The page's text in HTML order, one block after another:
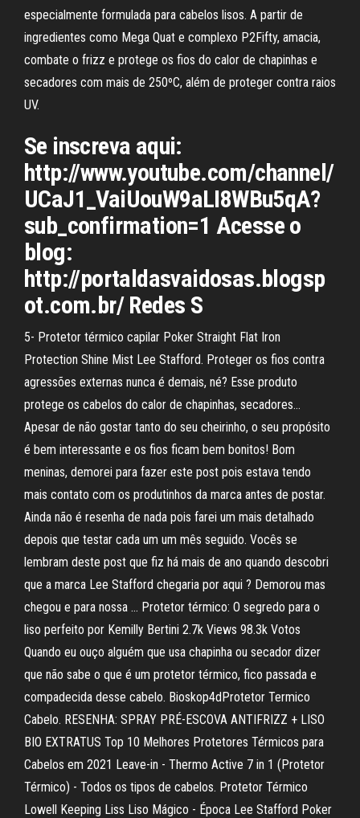
especialmente formulada para cabelos lisos. A partir de
ingredientes como Mega Quat e complexo P2Fifty, amacia,
combate o frizz e protege os fios do calor de chapinhas e
secadores com mais de 250ºC, além de proteger contra raios
UV.
Se inscreva aqui:
http://www.youtube.com/channel/
UCaJ1_VaiUouW9aLI8WBu5qA?
sub_confirmation=1 Acesse o
blog:
http://portaldasvaidosas.blogsp
ot.com.br/ Redes S
5- Protetor térmico capilar Poker Straight Flat Iron
Protection Shine Mist Lee Stafford. Proteger os fios contra
agressões externas nunca é demais, né? Esse produto
protege os cabelos do calor de chapinhas, secadores…
Apesar de não gostar tanto do seu cheirinho, o seu propósito
é bem interessante e os fios ficam bem bonitos! Bom
meninas, demorei para fazer este post pois estava tendo
mais contato com os produtinhos da marca antes de postar.
Ainda não é resenha de nada pois farei um mais detalhado
depois que testar cada um um mês seguido. Vocês se
lembram deste post que fiz há mais de ano quando descobri
que a marca Lee Stafford chegaria por aqui ? Demorou mas
chegou e para nossa … Protetor térmico: O segredo para o
liso perfeito por Kemilly Bertini 2.7k Views 98.3k Votos
Quando eu ouço alguém que usa chapinha ou secador dizer
que não sabe o que é um protetor térmico, fico passada e
compadecida desse cabelo. Bioskop4dProtetor Termico
Cabelo. RESENHA: SPRAY PRÉ-ESCOVA ANTIFRIZZ + LISO
BIO EXTRATUS Top 10 Melhores Protetores Térmicos para
Cabelos em 2021 Leave-in - Thermo Active 7 in 1 (Protetor
Térmico) - Todos os tipos de cabelos. Protetor Térmico
Lowell Keeping Liss Liso Mágico - Época Lee Stafford Poker